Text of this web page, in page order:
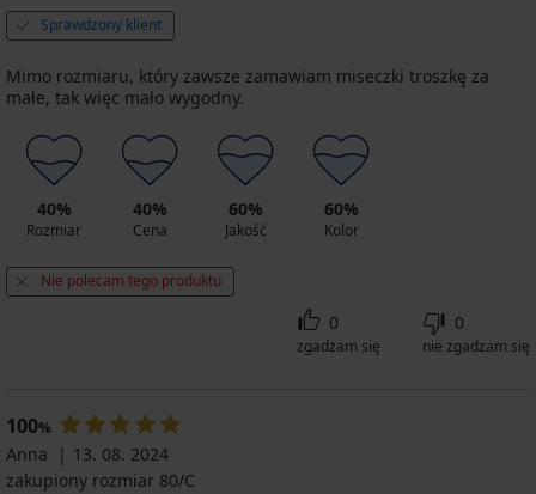
Sprawdzony klient
Mimo rozmiaru, który zawsze zamawiam miseczki troszkę za
małe, tak więc mało wygodny.
40%
Rozmiar
40%
Cena
60%
Jakość
60%
Kolor
Nie polecam tego produktu
0
zgadzam się
0
nie zgadzam się
100%
Anna
13. 08. 2024
zakupiony rozmiar 80/C